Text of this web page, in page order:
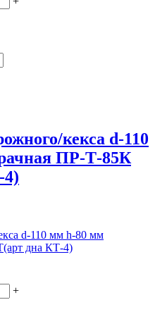
кекса d-110
ПР-Т-85К
d-110 мм h-80 мм
дна КТ-4)
+